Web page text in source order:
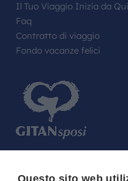
Il Tuo Viaggio Inizia da Qui
Faq
Contratto di viaggio
Fondo vacanze felici
Questo sito web